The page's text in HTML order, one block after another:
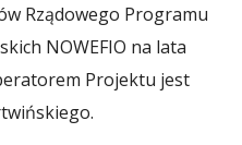
Rządowego Programu
NOWEFIO na lata
Projektu jest